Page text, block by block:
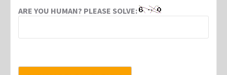
ARE YOU HUMAN? PLEASE SOLVE: